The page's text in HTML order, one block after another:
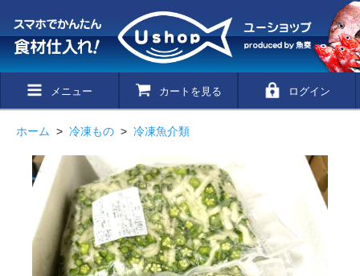
メニュー カートを見る ログイン
ホーム > 冷凍もの > 冷凍魚介類